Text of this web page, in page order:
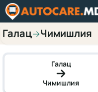
Галац→Чимишлия
Галац
Чимишлия